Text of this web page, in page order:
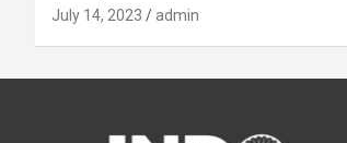
July 14, 2023 admin